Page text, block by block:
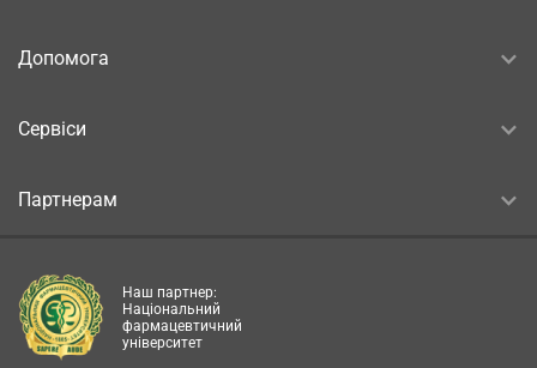
Допомога
Сервіси
Партнерам
Наш партнер:
Національний
фармацевтичний
університет